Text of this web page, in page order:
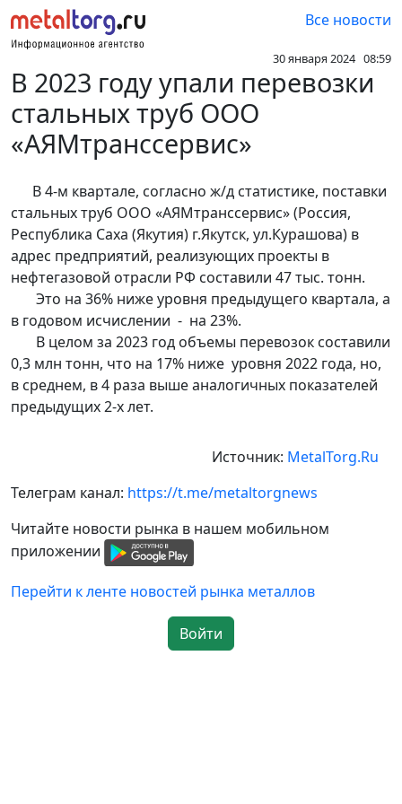
Все новости
30 января 2024 08:59
В 2023 году упали перевозки
стальных труб ООО
«АЯМтранссервис»
В 4-м квартале, согласно ж/д статистике, поставки
стальных труб ООО «АЯМтранссервис» (Россия,
Республика Саха (Якутия) г.Якутск, ул.Курашова) в
адрес предприятий, реализующих проекты в
нефтегазовой отрасли РФ составили 47 тыс. тонн.
Это на 36% ниже уровня предыдущего квартала, а
в годовом исчислении - на 23%.
В целом за 2023 год объемы перевозок составили
0,3 млн тонн, что на 17% ниже уровня 2022 года, но,
в среднем, в 4 раза выше аналогичных показателей
предыдущих 2-х лет.
Источник: MetalTorg.Ru
Телеграм канал: https://t.me/metaltorgnews
Читайте новости рынка в нашем мобильном
приложении
Перейти к ленте новостей рынка металлов
Войти